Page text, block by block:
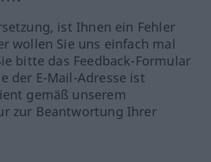
ist Ihnen ein Fehler
wollen Sie uns einfach mal
bitte das Feedback-Formular
der E-Mail-Adresse ist
gemäß unserem
zur Beantwortung Ihrer